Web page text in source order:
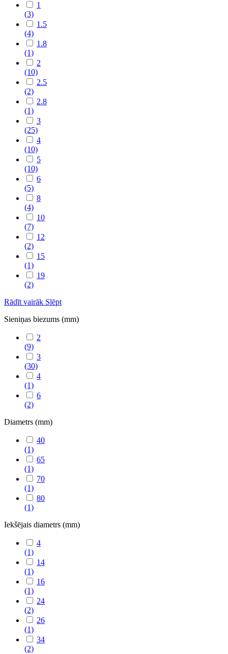
1
(3)
1.5
(4)
1.8
(1)
2
(10)
2.5
(2)
2.8
(1)
3
(25)
4
(10)
5
(10)
6
(5)
8
(4)
10
(7)
12
(2)
15
(1)
19
(2)
Rādīt vairāk Slēpt
Sieniņas biezums (mm)
2
(9)
3
(30)
4
(1)
6
(2)
Diametrs (mm)
40
(1)
65
(1)
70
(1)
80
(1)
Iekšējais diametrs (mm)
4
(1)
14
(1)
16
(1)
24
(2)
26
(1)
34
(2)